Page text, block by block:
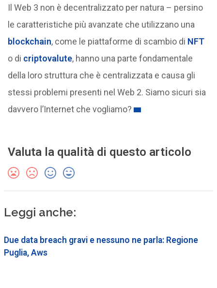
Il Web 3 non è decentralizzato per natura – persino
le caratteristiche più avanzate che utilizzano una
blockchain, come le piattaforme di scambio di NFT
o di criptovalute, hanno una parte fondamentale
della loro struttura che è centralizzata e causa gli
stessi problemi presenti nel Web 2. Siamo sicuri sia
davvero l’Internet che vogliamo?
Valuta la qualità di questo articolo
Leggi anche:
Due data breach gravi e nessuno ne parla: Regione
Puglia, Aws